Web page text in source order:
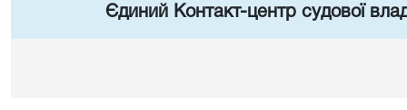
Єдиний Контакт-центр судової